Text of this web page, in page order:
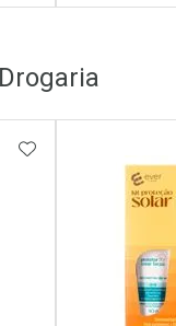
Por
ADICIONAR AOS